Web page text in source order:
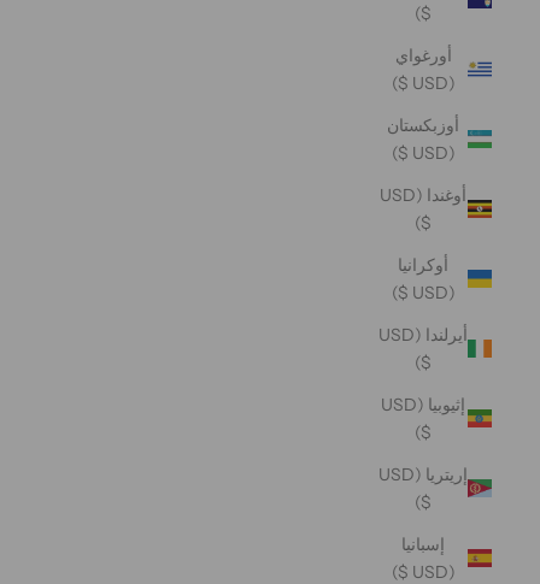
$)
أورغواي
(USD $)
أوزبكستان
(USD $)
أوغندا (USD
$)
أوكرانيا
(USD $)
أيرلندا (USD
$)
إثيوبيا (USD
$)
إريتريا (USD
$)
إسبانيا
(USD $)